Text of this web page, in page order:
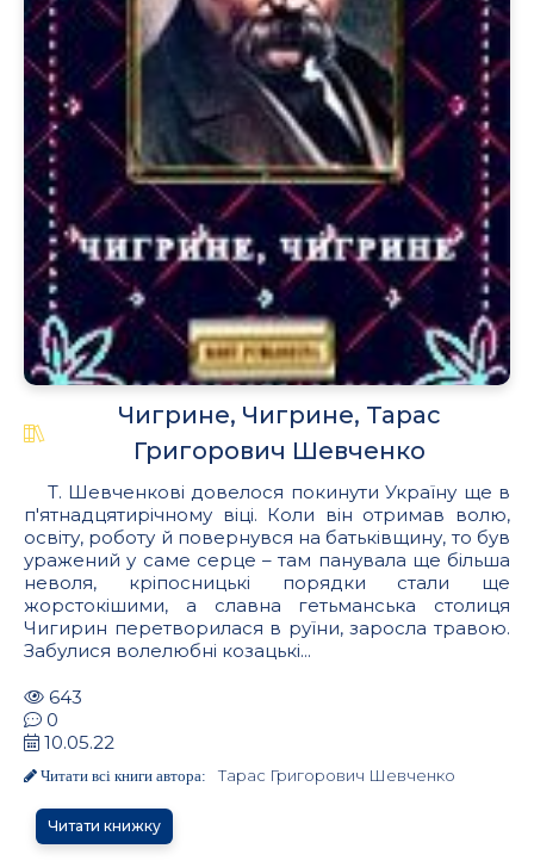
Чигрине, Чигрине, Тарас
Григорович Шевченко
Т. Шевченкові довелося покинути Україну ще в
п'ятнадцятирічному віці. Коли він отримав волю,
освіту, роботу й повернувся на батьківщину, то був
уражений у саме серце – там панувала ще більша
неволя, кріпосницькі порядки стали ще
жорстокішими, а славна гетьманська столиця
Чигирин перетворилася в руїни, заросла травою.
Забулися волелюбні козацькі...
643
0
10.05.22
Читати всі книги автора: Тарас Григорович Шевченко
Читати книжку